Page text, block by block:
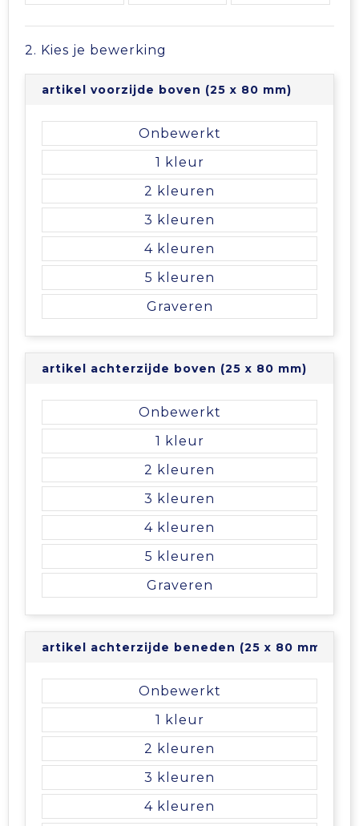
Waterflesjes
Vesten
Gehoorbescherming
Promotietassen
Reistassen
Rugzakken
Schoudertassen
Sporttassen
Toilettassen
Waterbestendige tassen
Aktetassen
2. Kies je bewerking
artikel voorzijde boven (25 x 80 mm)
Onbewerkt
1
2
3
4
5
Graveren
artikel achterzijde boven (25 x 80 mm)
Onbewerkt
1
2
3
4
5
Graveren
artikel achterzijde beneden (25 x 80 mm)
Onbewerkt
1
2
3
4